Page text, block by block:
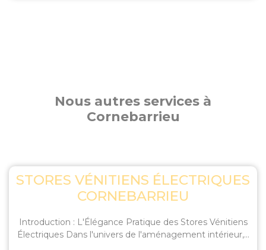
Nous autres services à
Cornebarrieu
STORES VÉNITIENS ÉLECTRIQUES
CORNEBARRIEU
Introduction : L'Élégance Pratique des Stores Vénitiens
Électriques Dans l'univers de l'aménagement intérieur,...